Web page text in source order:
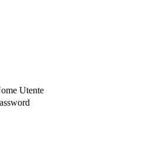
Utente